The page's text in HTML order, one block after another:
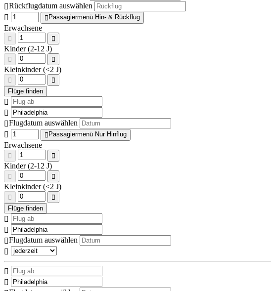
Rückflugdatum auswählen
Passagiermenü Hin- & Rückflug
Erwachsene
Kinder (2-12 J)
Kleinkinder (<2 J)
Flugdatum auswählen
Passagiermenü Nur Hinflug
Erwachsene
Kinder (2-12 J)
Kleinkinder (<2 J)
Flugdatum auswählen